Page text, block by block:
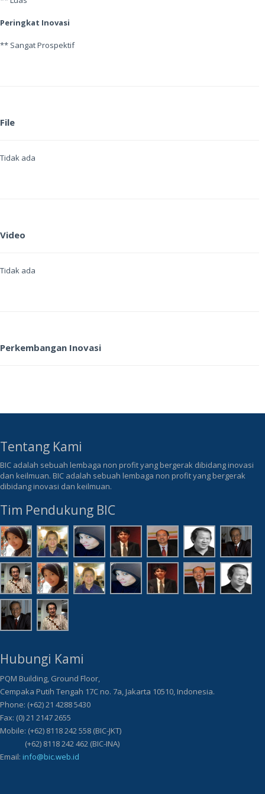
Peringkat Inovasi
** Sangat Prospektif
File
Tidak ada
Video
Tidak ada
Perkembangan Inovasi
Tentang Kami
BIC adalah sebuah lembaga non profit yang bergerak dibidang inovasi
dan keilmuan. BIC adalah sebuah lembaga non profit yang bergerak
dibidang inovasi dan keilmuan.
Tim Pendukung BIC
Hubungi Kami
PQM Building, Ground Floor,
Cempaka Putih Tengah 17C no. 7a, Jakarta 10510, Indonesia.
Phone: (+62) 21 4288 5430
Fax: (0) 21 2147 2655
Mobile: (+62) 8118 242 558 (BIC-JKT)
(+62) 8118 242 462 (BIC-INA)
Email: info@bic.web.id